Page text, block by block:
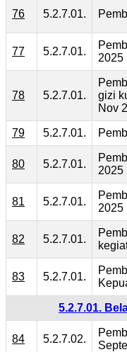
76 5.2.7.01.
77 5.2.7.01.
2025
78 5.2.7.01.
gizi
Nov
79 5.2.7.01.
80 5.2.7.01.
2025
81 5.2.7.01.
2025
82 5.2.7.01.
83 5.2.7.01.
5.2.7.01.
84 5.2.7.02.